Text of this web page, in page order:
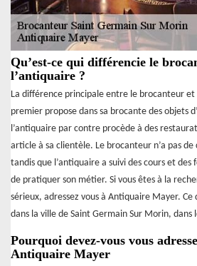
Qu’est-ce qui différencie le
l’antiquaire ?
La différence principale entre le brocanteur et
premier propose dans sa brocante des objets
l’antiquaire par contre procède à des
article à sa clientèle. Le brocanteur n’a pas
tandis que l’antiquaire a suivi des cours et
de pratiquer son métier. Si vous êtes à la
sérieux, adressez vous à Antiquaire Mayer.
dans la ville de Saint Germain Sur Morin, dans
Pourquoi devez-vous vous
Antiquaire Mayer